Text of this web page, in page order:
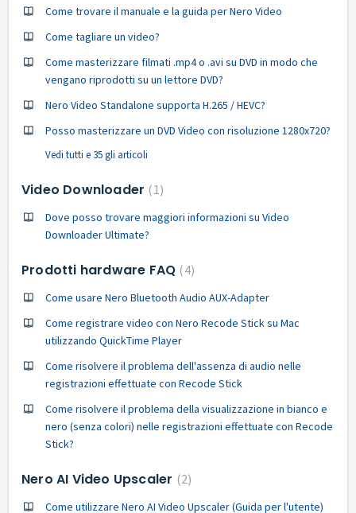
Come trovare il manuale e la guida per Nero Video
Come tagliare un video?
Come masterizzare filmati .mp4 o .avi su DVD in modo che
vengano riprodotti su un lettore DVD?
Nero Video Standalone supporta H.265 / HEVC?
Posso masterizzare un DVD Video con risoluzione 1280x720?
Vedi tutti e 35 gli articoli
Video Downloader 1
Dove posso trovare maggiori informazioni su Video
Downloader Ultimate?
Prodotti hardware FAQ 4
Come usare Nero Bluetooth Audio AUX-Adapter
Come registrare video con Nero Recode Stick su Mac
utilizzando QuickTime Player
Come risolvere il problema dell'assenza di audio nelle
registrazioni effettuate con Recode Stick
Come risolvere il problema della visualizzazione in bianco e
nero (senza colori) nelle registrazioni effettuate con Recode
Stick?
Nero AI Video Upscaler 2
Come utilizzare Nero AI Video Upscaler (Guida per l'utente)